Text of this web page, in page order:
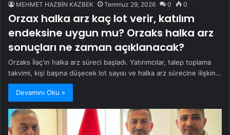
MEHMET HAZBİN KAZBEK Temmuz 29, 2026 0 0
Orzax halka arz kaç lot verir, katılım
endeksine uygun mu? Orzaks halka arz
sonuçları ne zaman açıklanacak?
Orzaks İlaç'ın halka arz süreci başladı. Yatırımcılar, talep toplama
takvimi, kişi başına düşecek lot sayısı ve halka arz sürecine ilişkin…
Devamını Oku »